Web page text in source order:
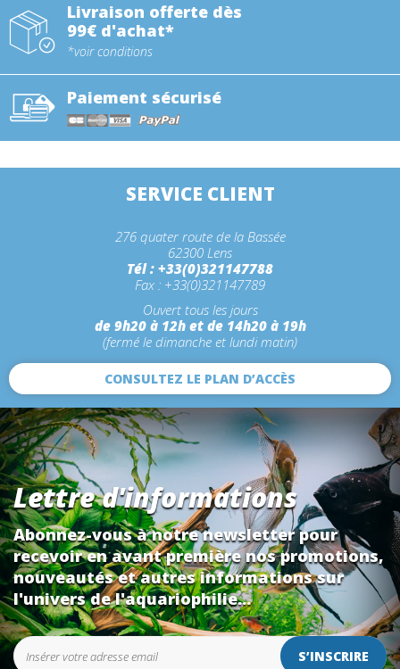
Livraison offerte dès
99€ d'achat*
*voir conditions
Paiement sécurisé
SERVICE CLIENT
276 quater route de la Bassée
62300 Lens
Tél : +33(0)321147788
Fax : +33(0)321147789
Ouvert tous les jours
de 9h20 à 12h et de 14h20 à 19h
(fermé le dimanche et lundi matin)
CONSULTEZ LE PLAN D’ACCÈS
Lettre d'informations
Abonnez-vous à notre newsletter pour
recevoir en avant première nos promotions,
nouveautés et autres informations sur
l'univers de l'aquariophilie...
S’INSCRIRE